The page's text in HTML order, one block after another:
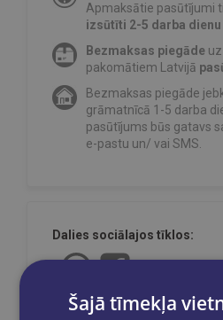
Apmaksātie pasūtījumi
izsūtīti 2-5 darba dienu
Bezmaksas piegāde
pakomātiem Latvijā
Bezmaksas piegāde
grāmatnīcā 1-5 darba
pasūtījums būs gatavs
e-pastu un/ vai SMS.
Dalies sociālajos tīklos:
Šajā tīmekļa